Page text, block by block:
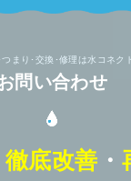
つまり･交換･修理は水コネク
問い合わせ
徹底改善 ・